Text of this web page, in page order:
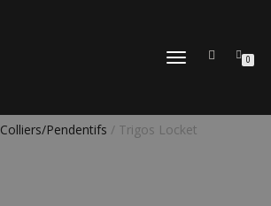
DÉPLIER
0
Colliers/Pendentifs / Trigos Locket